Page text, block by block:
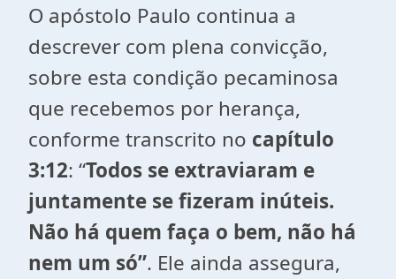
O apóstolo Paulo continua a
descrever com plena convicção,
sobre esta condição pecaminosa
que recebemos por herança,
conforme transcrito no capítulo
3:12: “Todos se extraviaram e
juntamente se fizeram inúteis.
Não há quem faça o bem, não há
nem um só”. Ele ainda assegura,